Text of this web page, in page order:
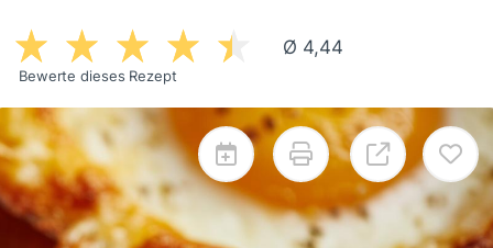
Ø 4,44
Bewerte dieses Rezept